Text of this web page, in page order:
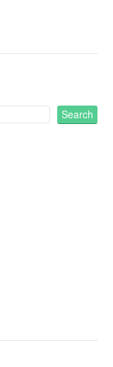
Search